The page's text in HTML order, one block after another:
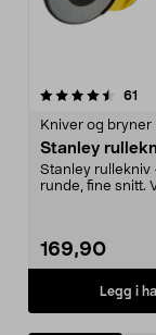
61
Kniver og bryner
Stanley
Stanley
runde, fine snitt.
169,90
Legg i
4.5 av 5